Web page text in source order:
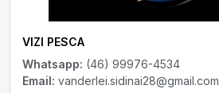
VIZI PESCA
Whatsapp: (46) 99976-4534
Email: vanderlei.sidinai28@gmail.com